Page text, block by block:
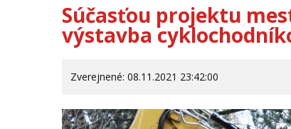
Súčasťou projektu
výstavba
Zverejnené: 08.11.2021 23:42:00